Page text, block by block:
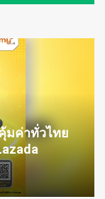
รบชุดในไทย
อร์บัญชีหลายสกุล
วไปและภาค
าระหว่างประเทศ
ปักธงไทยสู่
ห่งเอเชีย ในงาน
Kong 2026 ชู
และศักยภาพ
อกาสธุรกิจบันเทิง
มค่าทั่วไทย